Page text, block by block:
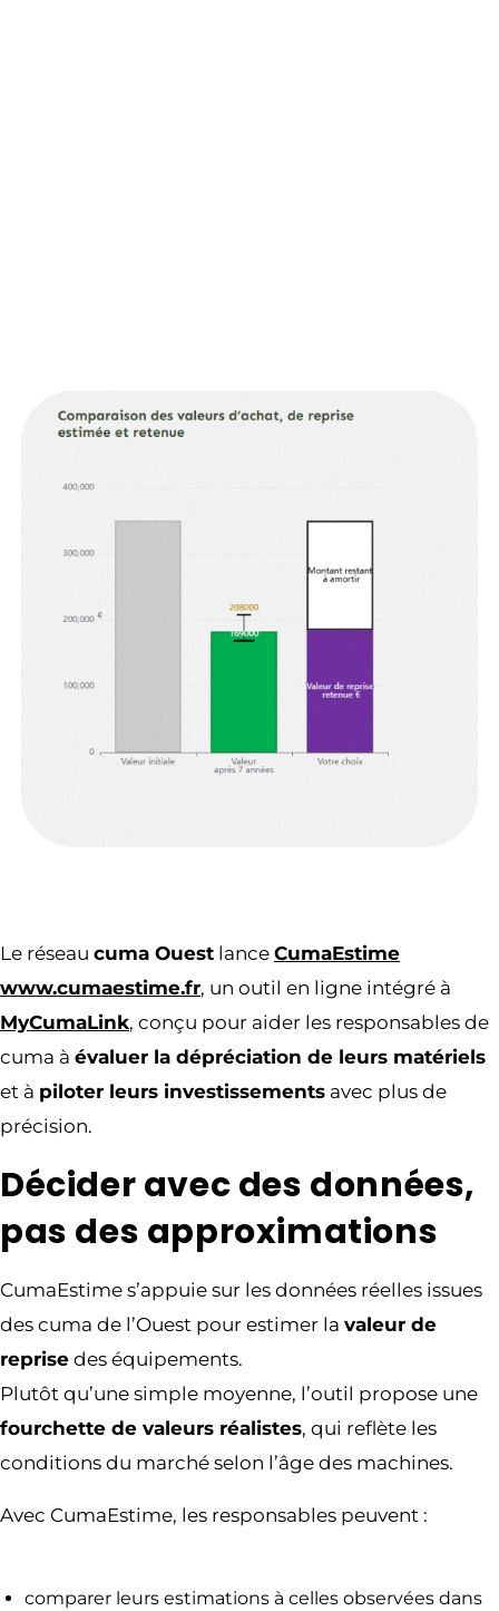
Le réseau cuma Ouest lance CumaEstime
www.cumaestime.fr, un outil en ligne intégré à
MyCumaLink, conçu pour aider les responsables de
cuma à évaluer la dépréciation de leurs matériels
et à piloter leurs investissements avec plus de
précision.
Décider avec des données,
pas des approximations
CumaEstime s’appuie sur les données réelles issues
des cuma de l’Ouest pour estimer la valeur de
reprise des équipements.
Plutôt qu’une simple moyenne, l’outil propose une
fourchette de valeurs réalistes, qui reflète les
conditions du marché selon l’âge des machines.
Avec CumaEstime, les responsables peuvent :
comparer leurs estimations à celles observées dans